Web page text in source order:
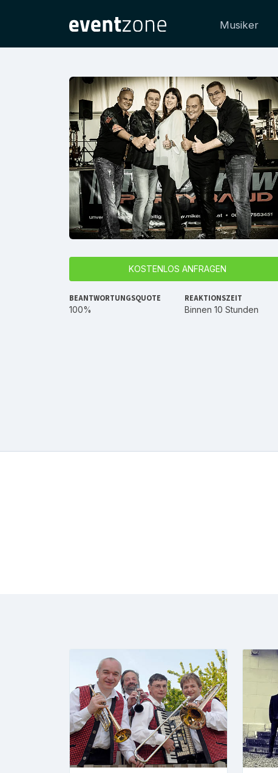
Musiker
KOSTENLOS ANFRAGEN
BEANTWORTUNGSQUOTE
100%
REAKTIONSZEIT
Binnen 10 Stunden